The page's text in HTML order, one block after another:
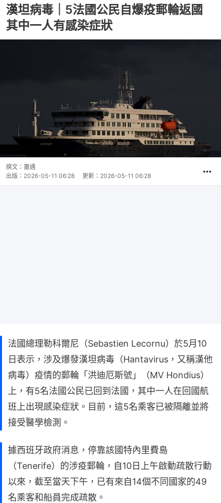
漢坦病毒｜5法國公民自爆疫郵輪返國
其中一人有感染症狀
撰文： 蕭通
出版： 2026-05-11 06:28 更新： 2026-05-11 06:28
法國總理勒科爾尼（Sebastien Lecornu）於5月10
日表示，涉及爆發漢坦病毒（Hantavirus，又稱漢他
病毒）疫情的郵輪「洪迪厄斯號」（MV Hondius）
上，有5名法國公民已回到法國，其中一人在回國航
班上出現感染症狀。目前，這5名乘客已被隔離並將
接受醫學檢測。
據西班牙政府消息，停靠該國特內里費島
（Tenerife）的涉疫郵輪，自10日上午啟動疏散行動
以來，截至當天下午，已有來自14個不同國家的49
名乘客和船員完成疏散。